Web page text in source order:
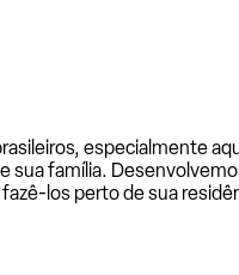
especialmente
família.
los perto de sua